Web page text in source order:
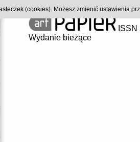
Wydanie bieżące
(cookies). Możesz zmienić ustawienia